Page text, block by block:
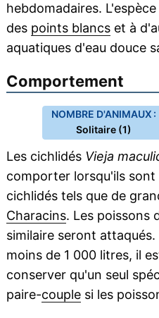
hebdomadaires.
des points blancset à
aquatiques d'eau douce
Comportement
NOMBRE D'ANIMAUX :
Solitaire (1)
Les cichlidés Vieja
comporter lorsqu'ils
cichlidés tels que de
Characins. Les poissons
similaire seront
moins de 1 000 litres, il
conserver qu'un seul
paire-couplesi les